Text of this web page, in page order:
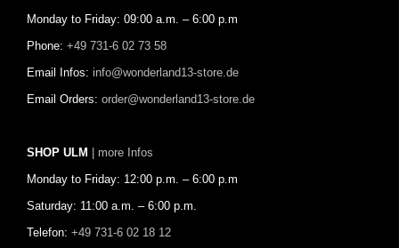
Monday to Friday: 09:00 a.m. – 6:00 p.m
Phone: +49 731-6 02 73 58
Email Infos: info@wonderland13-store.de
Email Orders: order@wonderland13-store.de
SHOP ULM | more Infos
Monday to Friday: 12:00 p.m. – 6:00 p.m
Saturday: 11:00 a.m. – 6:00 p.m.
Telefon: +49 731-6 02 18 12